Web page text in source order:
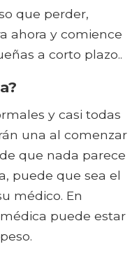
que perder,
ahora y comience
a corto plazo..
y casi todas
una al comenzar
que nada parece
puede que sea el
médico. En
puede estar